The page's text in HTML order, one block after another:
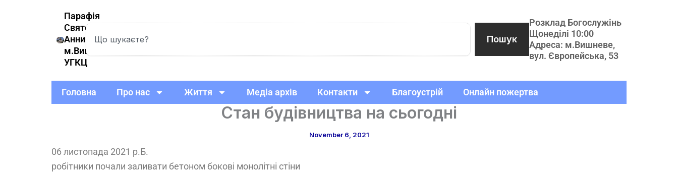
Парафія
Святої
Анни
м.Вишневе
УГКЦ
Search
Пошук
Розклад Богослужінь
Щонеділі 10:00
Адреса: м.Вишневе,
вул. Європейська, 53
Головна Про нас Життя Медіа архів Контакти Благоустрій Онлайн пожертва
Стан будівництва на сьогодні
November 6, 2021
06 листопада 2021 р.Б.
робітники почали заливати бетоном бокові монолітні стіни